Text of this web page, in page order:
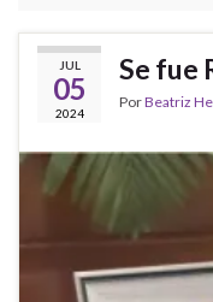
JUL
05
2024
Se fue
PorBeatriz